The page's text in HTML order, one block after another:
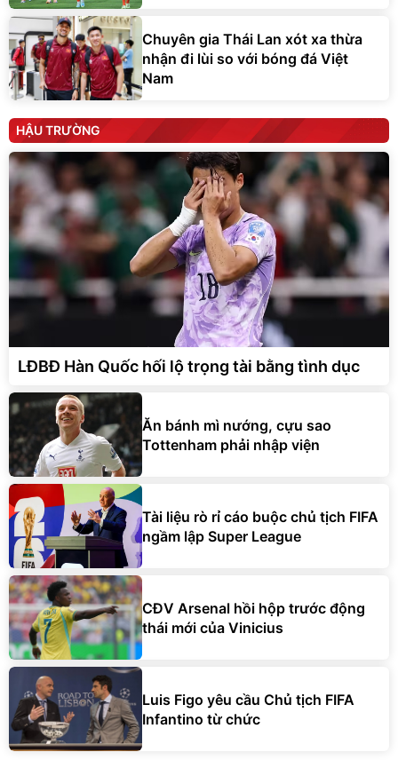
Chuyên gia Thái Lan xót xa thừa
nhận đi lùi so với bóng đá Việt
Nam
HẬU TRƯỜNG
LĐBĐ Hàn Quốc hối lộ trọng tài bằng tình dục
Ăn bánh mì nướng, cựu sao
Tottenham phải nhập viện
Tài liệu rò rỉ cáo buộc chủ tịch FIFA
ngầm lập Super League
CĐV Arsenal hồi hộp trước động
thái mới của Vinicius
Luis Figo yêu cầu Chủ tịch FIFA
Infantino từ chức